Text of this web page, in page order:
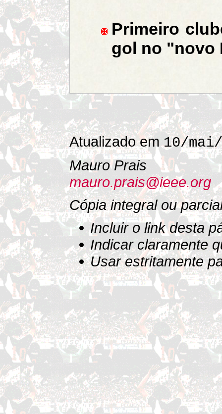
Primeiro
gol no "novo
Atualizado em10/
Mauro Prais
mauro.prais@ieee.org
Cópia integral ou
Incluir o link desta
Indicar claramente
Usar estritamente